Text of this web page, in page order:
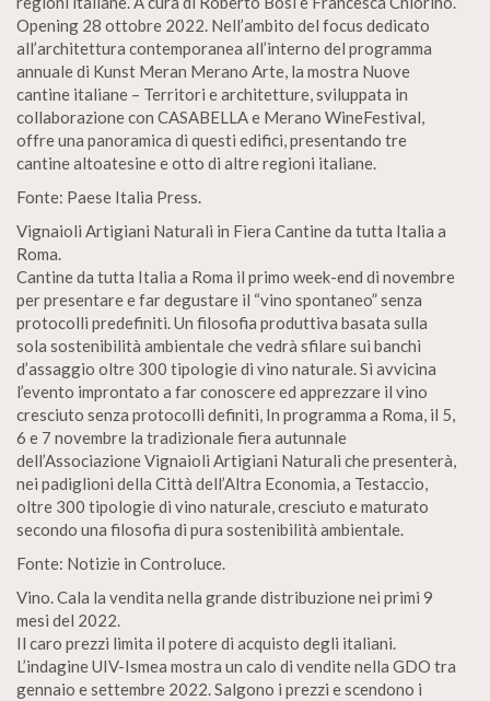
Opening 28 ottobre 2022. Nell’ambito del focus dedicato
all’architettura contemporanea all’interno del programma
annuale di Kunst Meran Merano Arte, la mostra Nuove
cantine italiane – Territori e architetture, sviluppata in
collaborazione con CASABELLA e Merano WineFestival,
offre una panoramica di questi edifici, presentando tre
cantine altoatesine e otto di altre regioni italiane.
Fonte: Paese Italia Press.
Vignaioli Artigiani Naturali in Fiera Cantine da tutta Italia a
Roma.
Cantine da tutta Italia a Roma il primo week-end di novembre
per presentare e far degustare il “vino spontaneo” senza
protocolli predefiniti. Un filosofia produttiva basata sulla
sola sostenibilità ambientale che vedrà sfilare sui banchi
d’assaggio oltre 300 tipologie di vino naturale. Si avvicina
l’evento improntato a far conoscere ed apprezzare il vino
cresciuto senza protocolli definiti, In programma a Roma, il 5,
6 e 7 novembre la tradizionale fiera autunnale
dell’Associazione Vignaioli Artigiani Naturali che presenterà,
nei padiglioni della Città dell’Altra Economia, a Testaccio,
oltre 300 tipologie di vino naturale, cresciuto e maturato
secondo una filosofia di pura sostenibilità ambientale.
Fonte: Notizie in Controluce.
Vino. Cala la vendita nella grande distribuzione nei primi 9
mesi del 2022.
Il caro prezzi limita il potere di acquisto degli italiani.
L’indagine UIV-Ismea mostra un calo di vendite nella GDO tra
gennaio e settembre 2022. Salgono i prezzi e scendono i